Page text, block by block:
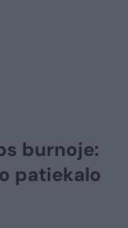
burnoje:
patiekalo